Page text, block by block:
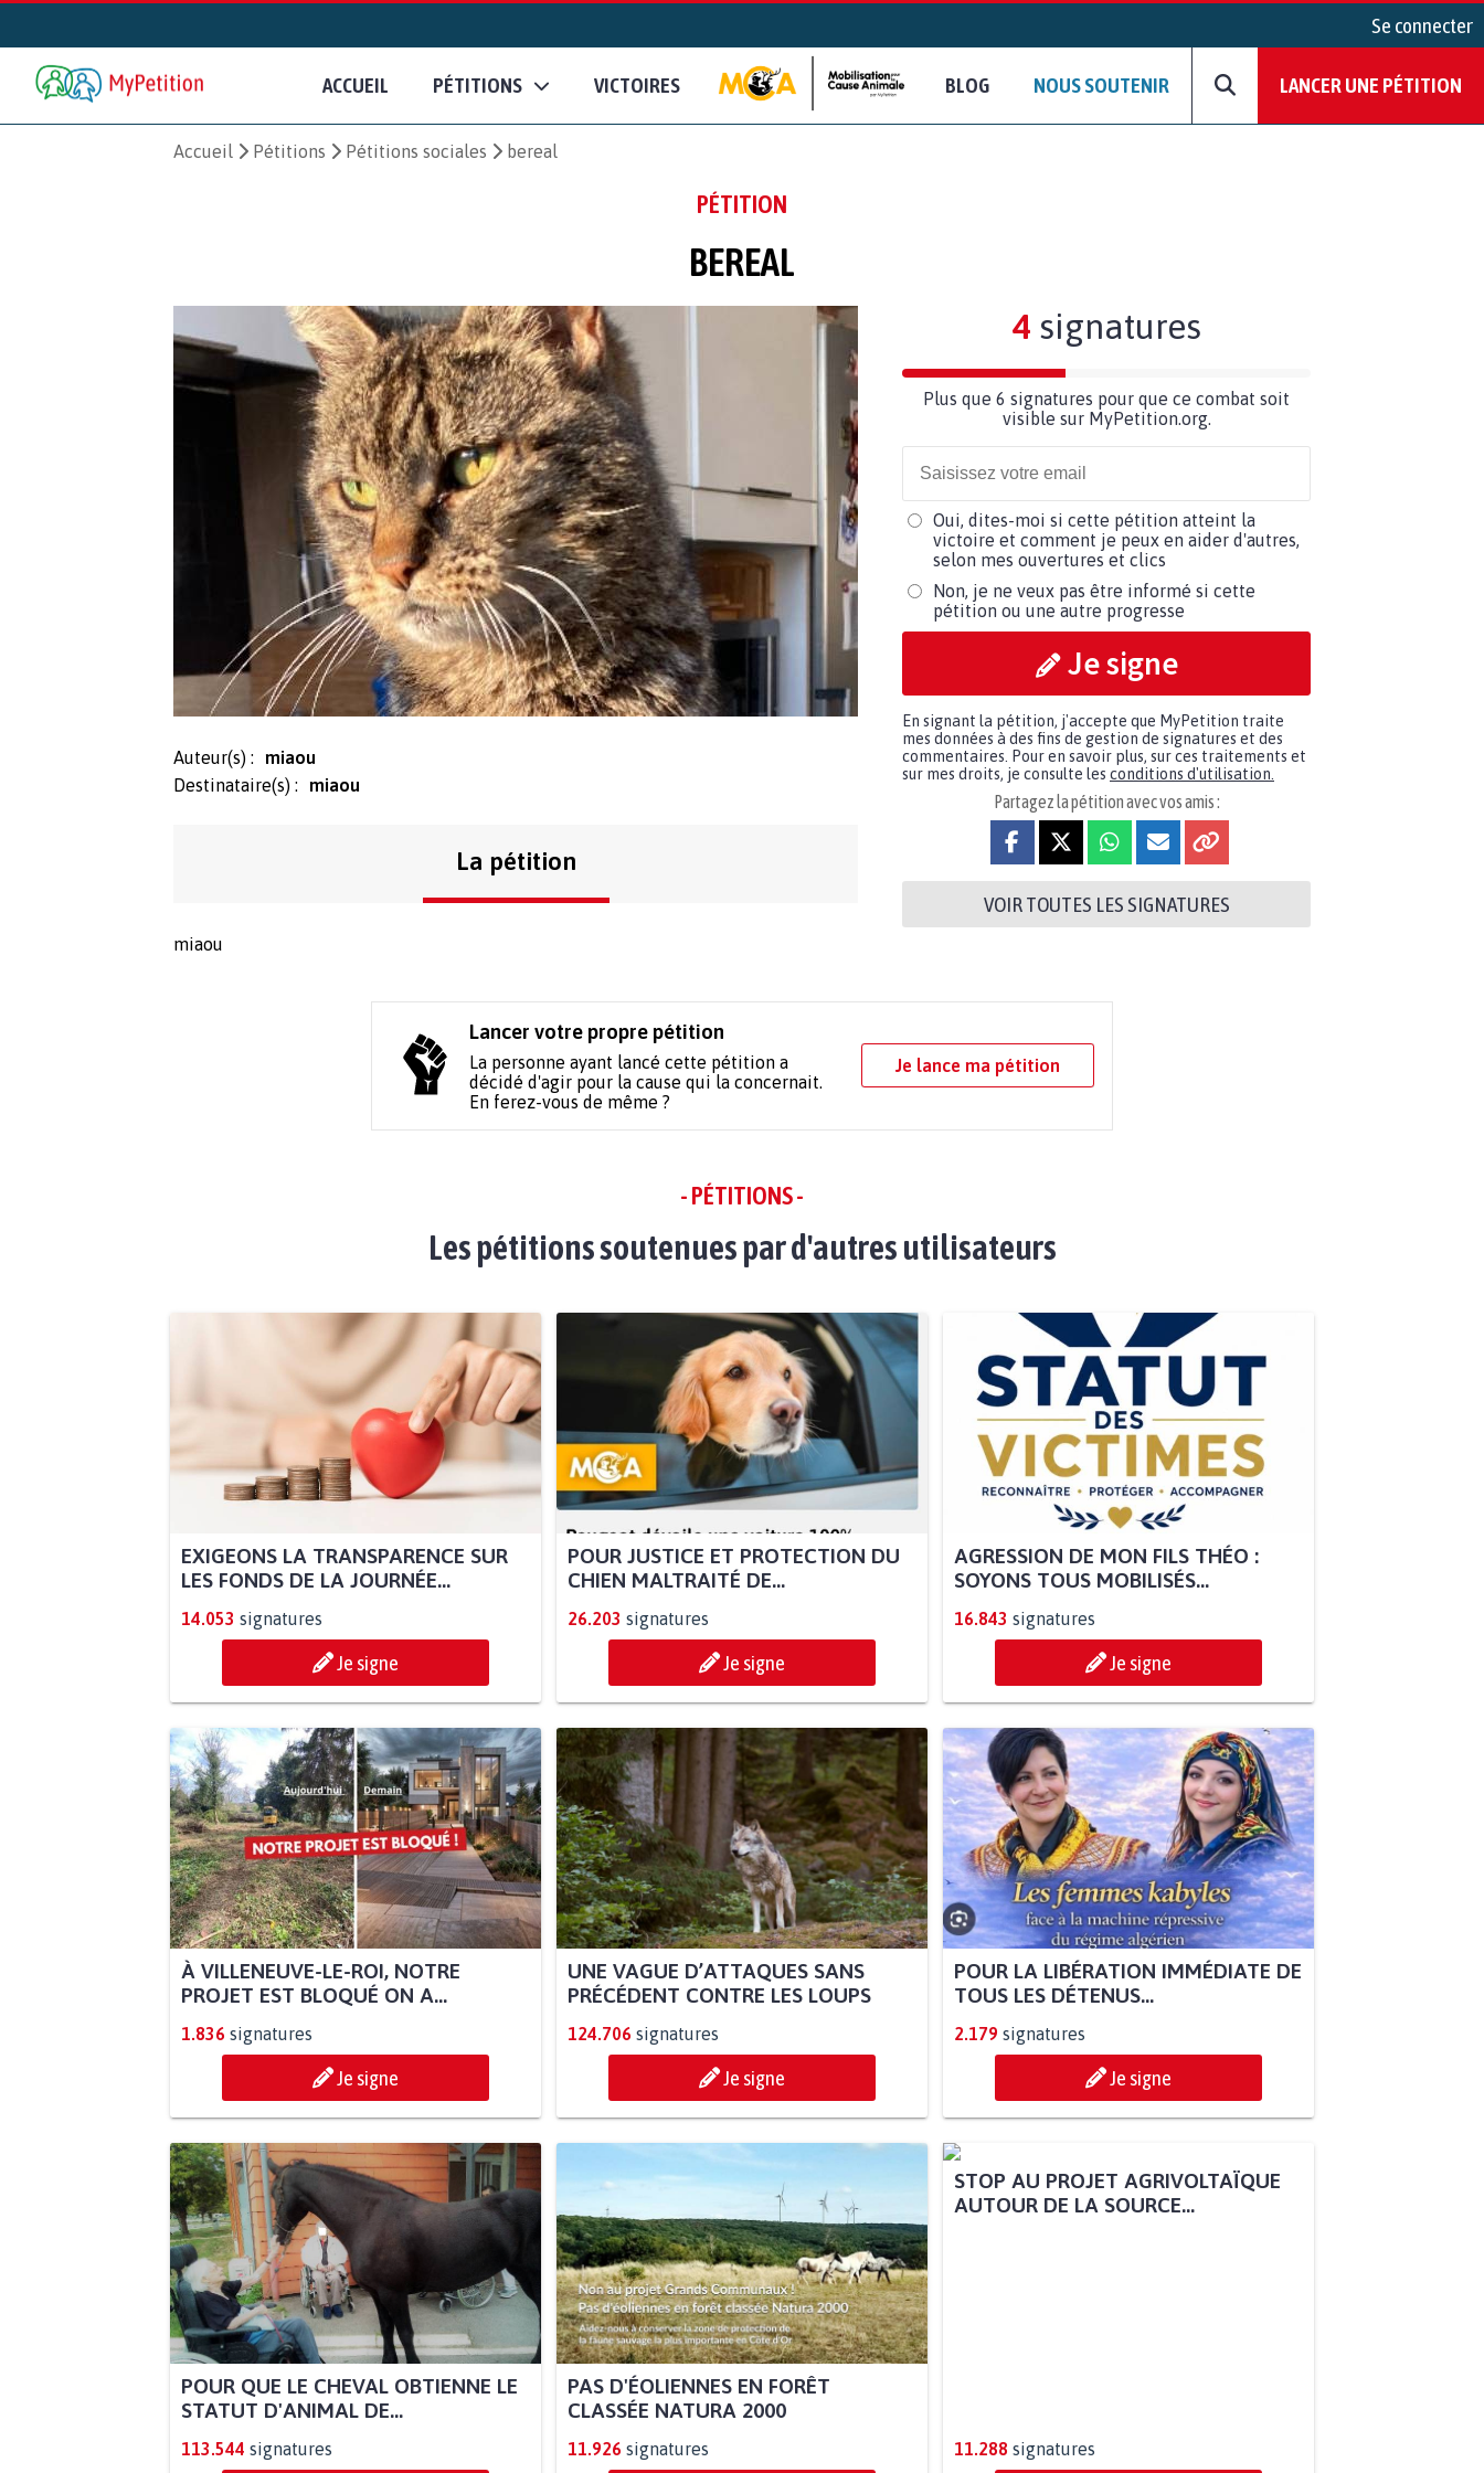
Se connecter
ACCUEIL PÉTITIONS VICTOIRES BLOG NOUS SOUTENIR LANCER UNE PÉTITION
Accueil Pétitions Pétitions sociales bereal
PÉTITION
BEREAL
Auteur(s) :
miaou
Destinataire(s) :
miaou
La pétition
miaou
4 signatures
Plus que 6 signatures pour que ce combat soit
visible sur MyPetition.org.
Oui, dites-moi si cette pétition atteint la
victoire et comment je peux en aider d'autres,
selon mes ouvertures et clics
Non, je ne veux pas être informé si cette
pétition ou une autre progresse
Je signe
En signant la pétition, j'accepte que MyPetition traite
mes données à des fins de gestion de signatures et des
commentaires. Pour en savoir plus, sur ces traitements et
sur mes droits, je consulte les conditions d'utilisation.
Partagez la pétition avec vos amis :
VOIR TOUTES LES SIGNATURES
Lancer votre propre pétition
La personne ayant lancé cette pétition a
décidé d'agir pour la cause qui la concernait.
En ferez-vous de même ?
Je lance ma pétition
- PÉTITIONS -
Les pétitions soutenues par d'autres utilisateurs
EXIGEONS LA TRANSPARENCE SUR
LES FONDS DE LA JOURNÉE...
14.053 signatures
Je signe
POUR JUSTICE ET PROTECTION DU
CHIEN MALTRAITÉ DE...
26.203 signatures
Je signe
AGRESSION DE MON FILS THÉO :
SOYONS TOUS MOBILISÉS...
16.843 signatures
Je signe
À VILLENEUVE-LE-ROI, NOTRE
PROJET EST BLOQUÉ ON A...
1.836 signatures
Je signe
UNE VAGUE D’ATTAQUES SANS
PRÉCÉDENT CONTRE LES LOUPS
124.706 signatures
Je signe
POUR LA LIBÉRATION IMMÉDIATE DE
TOUS LES DÉTENUS...
2.179 signatures
Je signe
POUR QUE LE CHEVAL OBTIENNE LE
STATUT D'ANIMAL DE...
113.544 signatures
PAS D'ÉOLIENNES EN FORÊT
CLASSÉE NATURA 2000
11.926 signatures 11.288 signatures